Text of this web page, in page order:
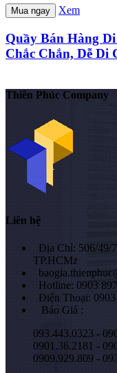
Mua ngay Xem
Quầy Bán Hàng
Chắc Chắn, Dễ Di
Thiên Phúc Company
Liên hệ
Địa Chỉ: 506/49/
TP.HCMz
Hotline: 0903
Điện Thoại: 0903
Báo Giá :
093.443.0323 -
0901.36.2181 -
0909.929.809 -